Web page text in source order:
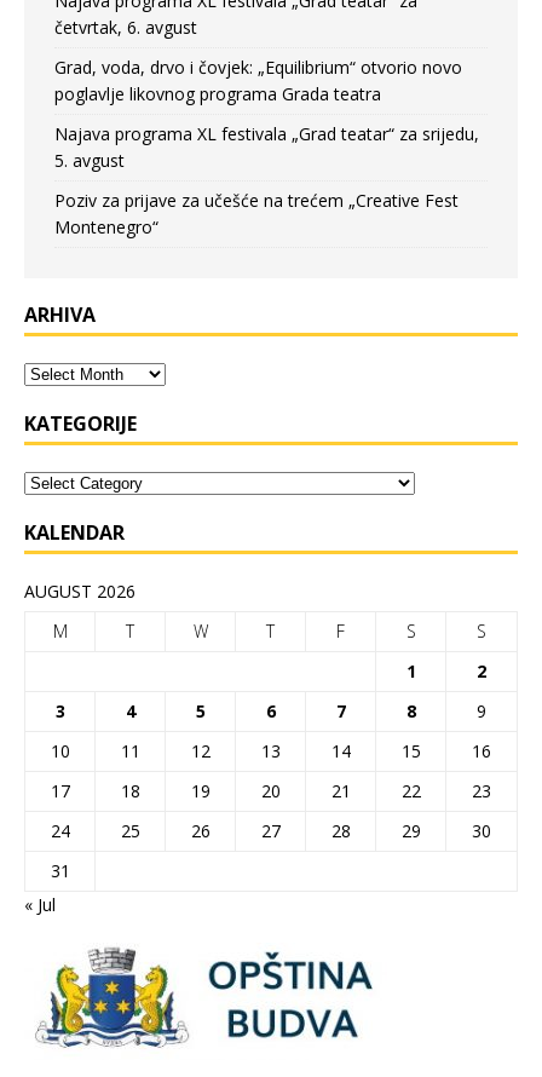
četvrtak, 6. avgust
Grad, voda, drvo i čovjek: „Equilibrium“ otvorio novo
poglavlje likovnog programa Grada teatra
Najava programa XL festivala „Grad teatar“ za srijedu,
5. avgust
Poziv za prijave za učešće na trećem „Creative Fest
Montenegro“
ARHIVA
KATEGORIJE
KALENDAR
AUGUST 2026
M
T W T F S
S
1
2
3
4 5 6 7 8
9
10
11 12 13 14 15
16
17
18 19 20 21 22
23
24
25 26 27 28 29
30
31
« Jul